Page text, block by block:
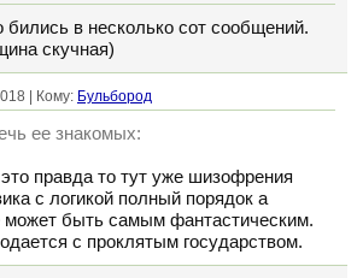
бились в несколько сот сообщений.
скучная)
| Кому: Бульбород
ее знакомых:
правда то тут уже шизофрения
с логикой полный порядок а
может быть самым фантастическим.
с проклятым государством.